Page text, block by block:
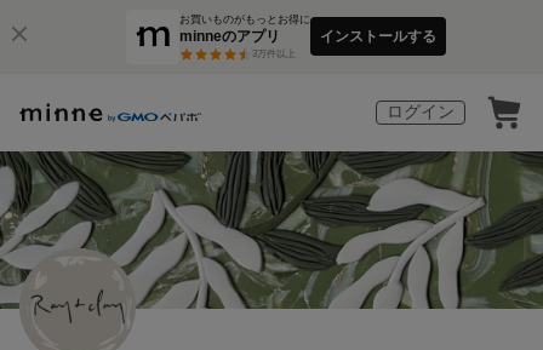
お買いものがもっとお得に
minneのアプリ
3万件以上
インストールする
ログイン